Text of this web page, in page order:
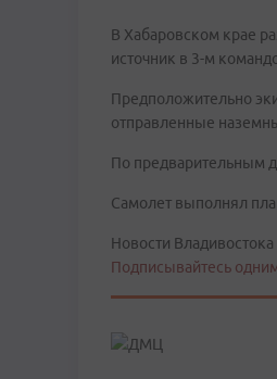
В Хабаровском крае
источник в 3-м
Предположительно
отправленные
По предварительным
Самолет выполнял
Новости
Подписывайтесь